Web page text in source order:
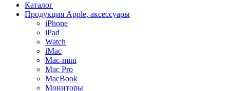
Каталог
Продукция Apple, аксессуары
iPhone
iPad
Watch
iMac
Mac-mini
Mac Pro
MacBook
Мониторы